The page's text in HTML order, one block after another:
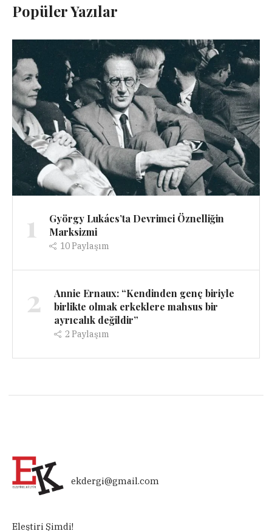
Popüler Yazılar
1
György Lukács’ta Devrimci Öznelliğin
Marksizmi
10Paylaşım
2
Annie Ernaux: “Kendinden genç biriyle
birlikte olmak erkeklere mahsus bir
ayrıcalık değildir”
2 Paylaşım
ekdergi@gmail.com
Eleştiri Şimdi!